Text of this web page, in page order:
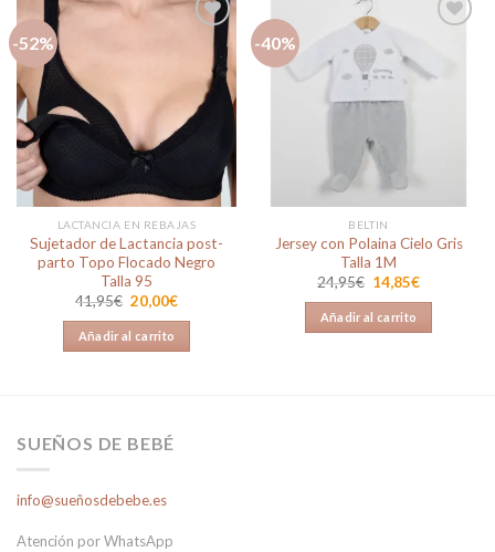
-52%
Añadir
a la
lista de
LACTANCIA EN REBAJAS
Sujetador de Lactancia post-
parto Topo Flocado Negro
Talla 95
41,95€ El
precio
original
era:
41,95€.
20,00€El
20,00€.
Añadir al carrito
-40%
BELTIN
Jersey con Polaina Cielo Gris
Talla 1M
24,95€ El
precio
original
era:
24,95€.
14,85€El
14,85€.
Añadir al carrito
SUEÑOS DE BEBÉ
info@sueñosdebebe.es
Atención por WhatsApp